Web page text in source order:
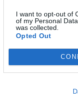
I want to opt-out of
of my Personal
was collected.
Opted Out
E-Radio.gr στο
Daily.gr; Τα νέα
E-Radio.gr και